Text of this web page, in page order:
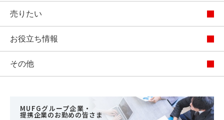
売りたい
お役立ち情報
その他
MUFGグループ企業・
提携企業のお勤めの皆さま